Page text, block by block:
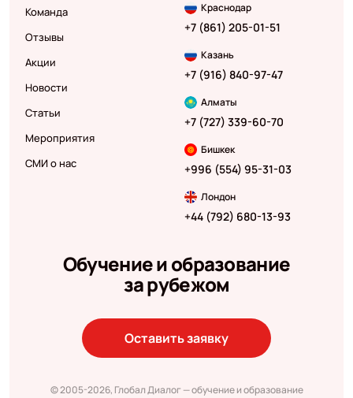
Команда
Отзывы
Акции
Новости
Статьи
Мероприятия
СМИ о нас
Краснодар
+7 (861) 205-01-51
Казань
+7 (916) 840-97-47
Алматы
+7 (727) 339-60-70
Бишкек
+996 (554) 95-31-03
Лондон
+44 (792) 680-13-93
Обучение и образование
за рубежом
Оставить заявку
© 2005-2026, Глобал Диалог — обучение и образование